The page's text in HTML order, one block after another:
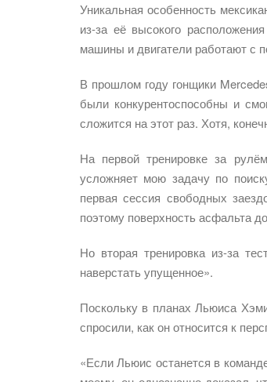
Уникальная особенность
из-за её высокого
машины и двигатели работают с
В прошлом году гонщики
были конкурентоспособны и
сложится на этот раз. Хотя,
На первой тренировке за
усложняет мою задачу по
первая сессия свободных
поэтому поверхность асфальта
Но вторая тренировка из-за
наверстать упущенное».
Поскольку в планах Льюиса
спросили, как он относится к
«Если Льюис останется в